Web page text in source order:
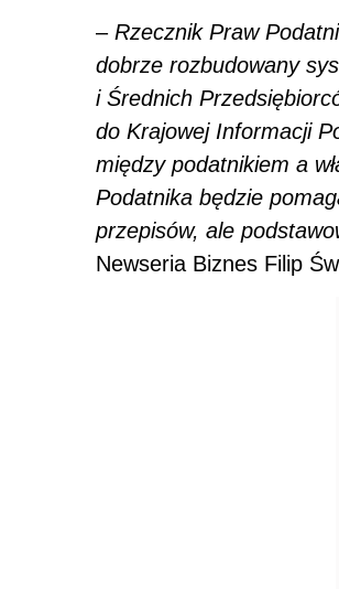
– Rzecznik Praw
dobrze rozbudowany
i Średnich
do Krajowej Informacji
między podatnikiem a
Podatnika będzie
przepisów, ale
Newseria Biznes Filip